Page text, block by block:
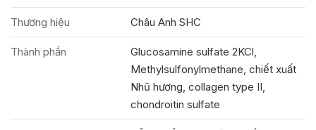
Thương hiệu Châu Anh SHC
Thành phần
Glucosamine sulfate 2KCl,
Methylsulfonylmethane, chiết xuất
Nhũ hương, collagen type II,
chondroitin sulfate